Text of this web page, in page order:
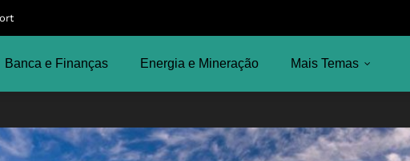
Banca e Finanças Energia e Mineração Mais Temas